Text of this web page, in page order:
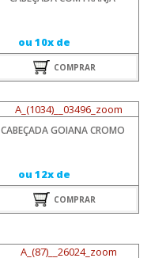
ou 10x de
COMPRAR
CABEÇADA GOIANA CROMO
ou 12x de
COMPRAR